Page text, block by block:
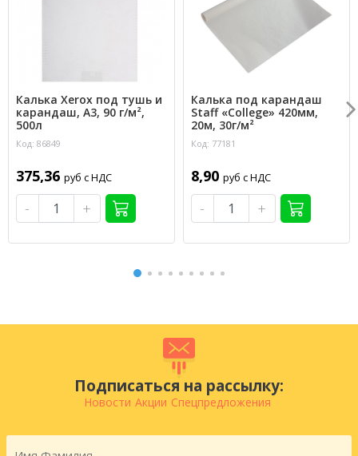
Калька Xerox под тушь и
карандаш, А3, 90 г/м²,
500л
Код: 86849
375,36 руб с НДС
- +
Калька под карандаш
Staff «College» 420мм,
20м, 30г/м²
Код: 77181
8,90 руб с НДС
- +
Подписаться на рассылку:
Новости Акции Спецпредложения